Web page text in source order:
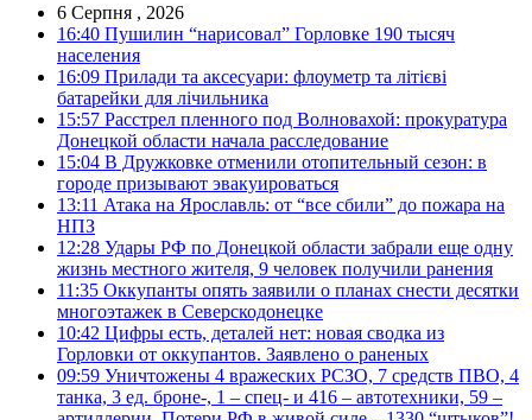
6 Серпня , 2026
16:40 Пушилин “нарисовал” Горловке 190 тысяч
населения
16:09 Прилади та аксесуари: флоуметр та літієві
батарейки для лічильника
15:57 Расстрел пленного под Волновахой: прокуратура
Донецкой области начала расследование
15:04 В Дружковке отменили отопительный сезон: в
городе призывают эвакуироваться
13:11 Атака на Ярославль: от “все сбили” до пожара на
НПЗ
12:28 Удары РФ по Донецкой области забрали еще одну
жизнь местного жителя, 9 человек получили ранения
11:35 Оккупанты опять заявили о планах снести десятки
многоэтажек в Северскодонецке
10:42 Цифры есть, деталей нет: новая сводка из
Горловки от оккупантов. Заявлено о раненых
09:59 Уничтожены 4 вражеских РСЗО, 7 средств ПВО, 4
танка, 3 ед. броне-, 1 – спец- и 416 – автотехники, 59 –